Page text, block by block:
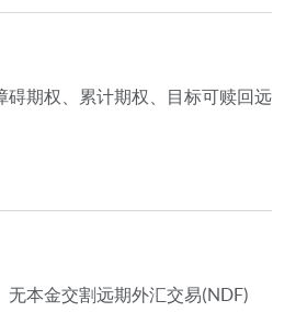
碍期权、累计期权、目标可赎回远
无本金交割远期外汇交易(NDF)